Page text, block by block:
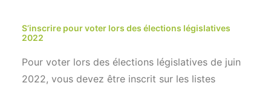
S’inscrire pour voter lors des élections législatives
2022
Pour voter lors des élections législatives de juin
2022, vous devez être inscrit sur les listes